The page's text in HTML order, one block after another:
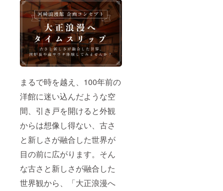
まるで時を越え、100年前の
洋館に迷い込んだような空
間、引き戸を開けると外観
からは想像し得ない、古さ
と新しさが融合した世界が
目の前に広がります。そん
な古さと新しさが融合した
世界観から、「大正浪漫へ